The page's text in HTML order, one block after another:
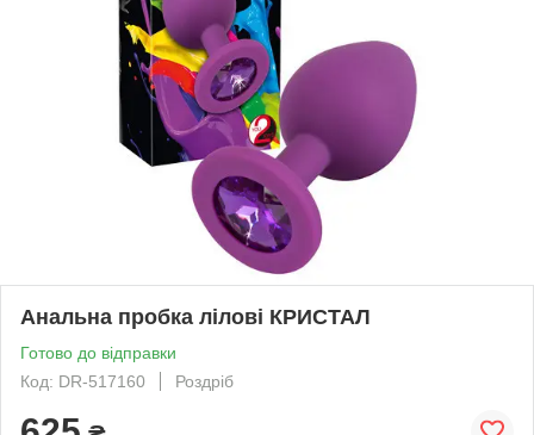
Анальна пробка лілові КРИСТАЛ
Готово до відправки
Код: DR-517160
Роздріб